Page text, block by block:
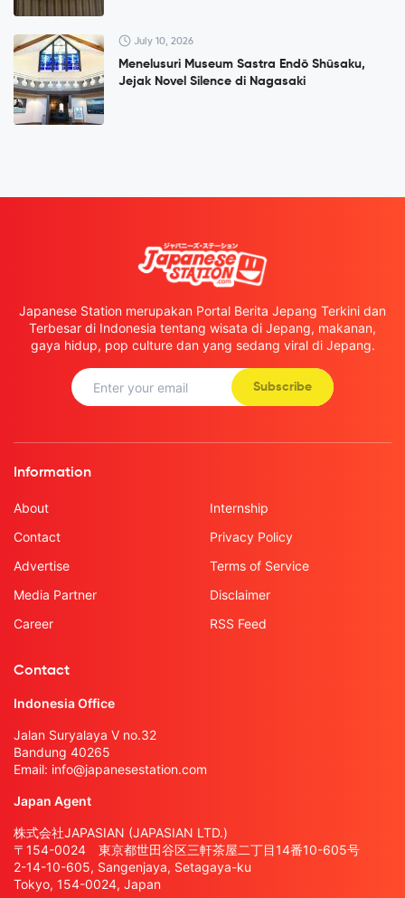
July 10, 2026
Menelusuri Museum Sastra Endō Shūsaku,
Jejak Novel Silence di Nagasaki
Japanese Station merupakan Portal Berita Jepang Terkini dan
Terbesar di Indonesia tentang wisata di Jepang, makanan,
gaya hidup, pop culture dan yang sedang viral di Jepang.
Subscribe
Information
About
Contact
Advertise
Media Partner
Career
Internship
Privacy Policy
Terms of Service
Disclaimer
RSS Feed
Contact
Indonesia Office
Jalan Suryalaya V no.32
Bandung 40265
Email: info@japanesestation.com
Japan Agent
株式会社JAPASIAN (JAPASIAN LTD.)
〒154-0024 東京都世田谷区三軒茶屋二丁目14番10-605号
2-14-10-605, Sangenjaya, Setagaya-ku
Tokyo, 154-0024, Japan